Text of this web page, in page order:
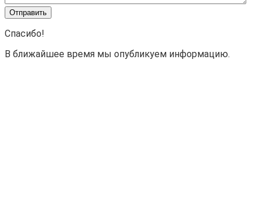
Спасибо!
В ближайшее время мы опубликуем информацию.